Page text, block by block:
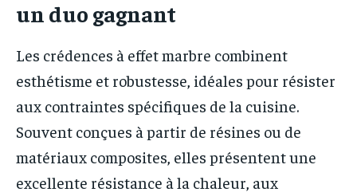
un duo gagnant
Les crédences à effet marbre combinent
esthétisme et robustesse, idéales pour résister
aux contraintes spécifiques de la cuisine.
Souvent conçues à partir de résines ou de
matériaux composites, elles présentent une
excellente résistance à la chaleur, aux